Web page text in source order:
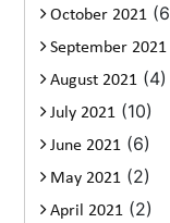
October 2021
September 2021
August 2021 (4)
July 2021 (10)
June 2021 (6)
May 2021 (2)
April 2021 (2)